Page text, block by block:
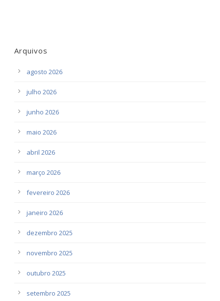
Arquivos
agosto 2026
julho 2026
junho 2026
maio 2026
abril 2026
março 2026
fevereiro 2026
janeiro 2026
dezembro 2025
novembro 2025
outubro 2025
setembro 2025